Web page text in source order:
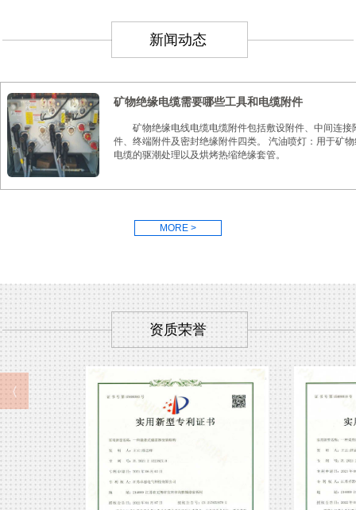
新闻动态
矿物绝缘电缆需要哪些工具和电缆附件
矿物绝缘电线电缆电缆附件包括敷设附件、中间连接
件、终端附件及密封绝缘附件四类。 汽油喷灯：用于矿
电缆的驱潮处理以及烘烤热缩绝缘套管。
MORE >
资质荣誉